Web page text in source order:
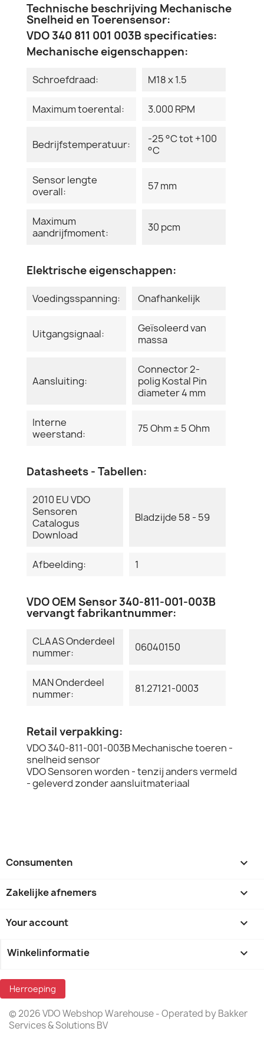
Technische beschrijving Mechanische
Snelheid en Toerensensor:
VDO 340 811 001 003B specificaties:
Mechanische eigenschappen:
Schroefdraad: M18 x 1.5
Maximum toerental: 3.000 RPM
Bedrijfstemperatuur:
-25 °C tot +100
°C
Sensor lengte
overall:
57 mm
Maximum
aandrijfmoment:
30 pcm
Elektrische eigenschappen:
Voedingsspanning: Onafhankelijk
Uitgangsignaal:
Geïsoleerd van
massa
Aansluiting:
Connector 2-
polig Kostal Pin
diameter 4 mm
Interne
weerstand:
75 Ohm ± 5 Ohm
Datasheets - Tabellen:
2010 EU VDO
Sensoren
Catalogus
Download
Bladzijde 58 - 59
Afbeelding: 1
VDO OEM Sensor 340-811-001-003B
vervangt fabrikantnummer:
CLAAS Onderdeel
nummer:
06040150
MAN Onderdeel
nummer:
81.27121-0003
Retail verpakking:
VDO 340-811-001-003B Mechanische toeren -
snelheid sensor
VDO Sensoren worden - tenzij anders vermeld
- geleverd zonder aansluitmateriaal
Consumenten 
Zakelijke afnemers 
Your account 
Winkelinformatie keyboard_arrow_down
Herroeping
© 2026 VDO Webshop Warehouse - Operated by Bakker
Services & Solutions BV